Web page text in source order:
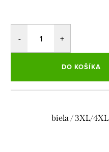
DO KOŠÍKA
biela / 3XL/4XL